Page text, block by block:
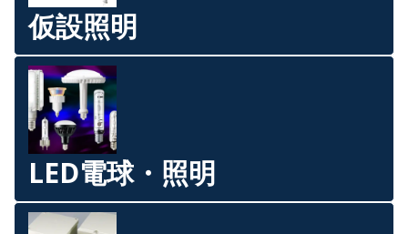
仮設照明
LED電球・照明